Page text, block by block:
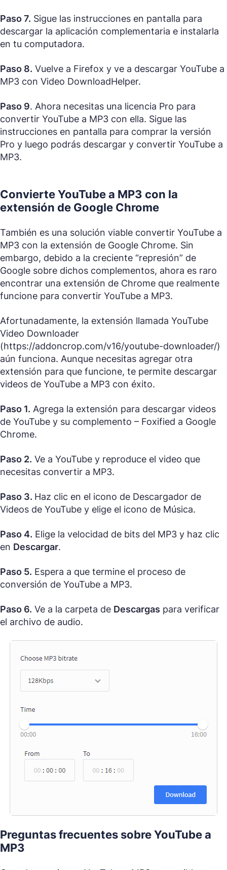
Paso 7. Sigue las instrucciones en pantalla para
descargar la aplicación complementaria e instalarla
en tu computadora.
Paso 8. Vuelve a Firefox y ve a descargar YouTube a
MP3 con Video DownloadHelper.
Paso 9. Ahora necesitas una licencia Pro para
convertir YouTube a MP3 con ella. Sigue las
instrucciones en pantalla para comprar la versión
Pro y luego podrás descargar y convertir YouTube a
MP3.
Convierte YouTube a MP3 con la
extensión de Google Chrome
También es una solución viable convertir YouTube a
MP3 con la extensión de Google Chrome. Sin
embargo, debido a la creciente “represión” de
Google sobre dichos complementos, ahora es raro
encontrar una extensión de Chrome que realmente
funcione para convertir YouTube a MP3.
Afortunadamente, la extensión llamada YouTube
Video Downloader
(https://addoncrop.com/v16/youtube-downloader/)
aún funciona. Aunque necesitas agregar otra
extensión para que funcione, te permite descargar
videos de YouTube a MP3 con éxito.
Paso 1. Agrega la extensión para descargar videos
de YouTube y su complemento – Foxified a Google
Chrome.
Paso 2. Ve a YouTube y reproduce el video que
necesitas convertir a MP3.
Paso 3. Haz clic en el icono de Descargador de
Videos de YouTube y elige el icono de Música.
Paso 4. Elige la velocidad de bits del MP3 y haz clic
en Descargar.
Paso 5. Espera a que termine el proceso de
conversión de YouTube a MP3.
Paso 6. Ve a la carpeta de Descargas para verificar
el archivo de audio.
Preguntas frecuentes sobre YouTube a
MP3